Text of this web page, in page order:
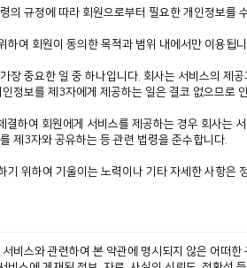
규정에 따라 회원으로부터 필요한 개인정보를
하여 회원이 동의한 목적과 범위 내에서만 이용
중요한 일 중 하나입니다. 회사는 서비스의 제
정보를 제3자에게 제공하는 일은 결코 없으므로
하여 회원에게 서비스를 제공하는 경우 회사는
제3자와 공유하는 등 관련 법령을 준수합니다.
위하여 기울이는 노력이나 기타 자세한 사항은
비스와 관련하여 본 약관에 명시되지 않은 어떠